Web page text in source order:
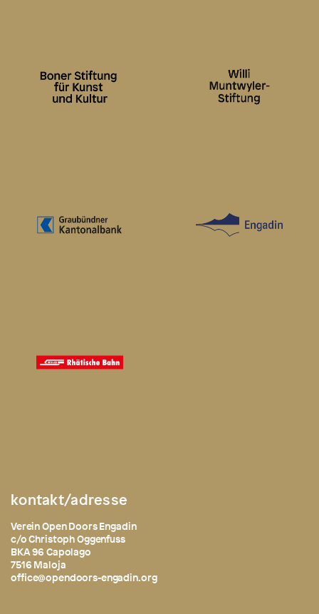
kontakt/adresse
Verein Open Doors Engadin
c/o Christoph Oggenfuss
BKA 96 Capolago
7516 Maloja
office@opendoors-engadin.org